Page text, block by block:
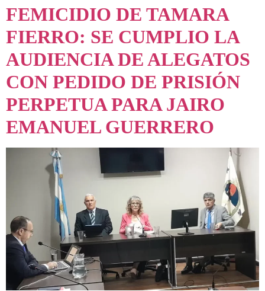
FEMICIDIO DE TAMARA
FIERRO: SE CUMPLIO LA
AUDIENCIA DE ALEGATOS
CON PEDIDO DE PRISIÓN
PERPETUA PARA JAIRO
EMANUEL GUERRERO